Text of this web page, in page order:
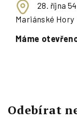
28. října
Mariánské Hory
Máme
Odebírat